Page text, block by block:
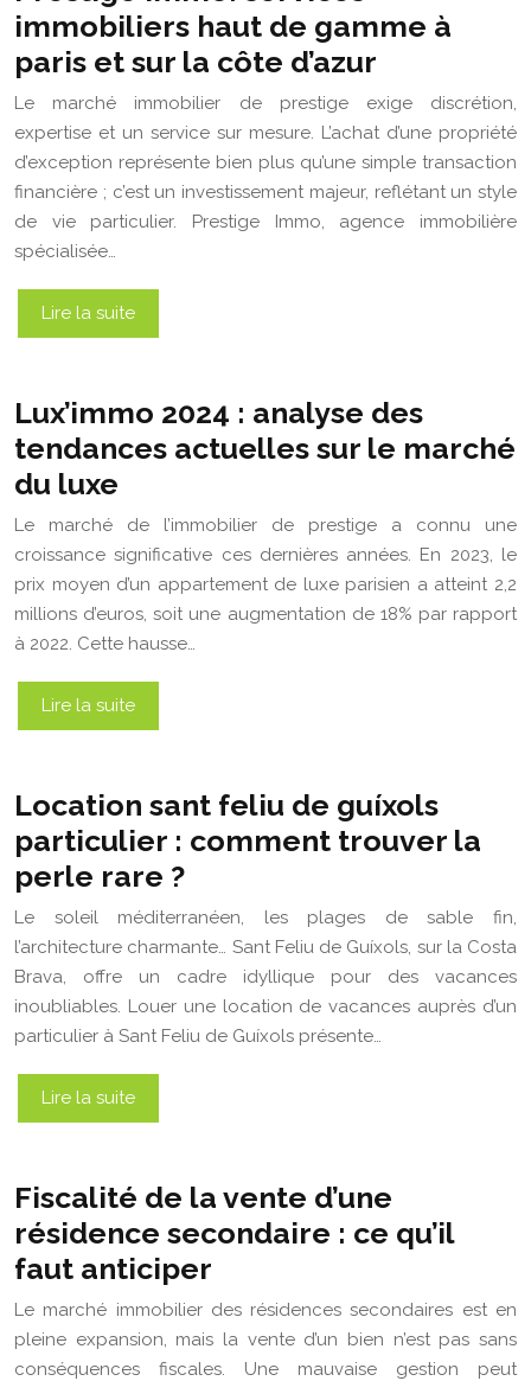
immobiliers haut de gamme à
paris et sur la côte d’azur
Le marché immobilier de prestige exige discrétion,
expertise et un service sur mesure. L’achat d’une propriété
d’exception représente bien plus qu’une simple transaction
financière ; c’est un investissement majeur, reflétant un style
de vie particulier. Prestige Immo, agence immobilière
spécialisée…
Lire la suite
Lux’immo 2024 : analyse des
tendances actuelles sur le marché
du luxe
Le marché de l’immobilier de prestige a connu une
croissance significative ces dernières années. En 2023, le
prix moyen d’un appartement de luxe parisien a atteint 2,2
millions d’euros, soit une augmentation de 18% par rapport
à 2022. Cette hausse…
Lire la suite
Location sant feliu de guíxols
particulier : comment trouver la
perle rare ?
Le soleil méditerranéen, les plages de sable fin,
l’architecture charmante… Sant Feliu de Guíxols, sur la Costa
Brava, offre un cadre idyllique pour des vacances
inoubliables. Louer une location de vacances auprès d’un
particulier à Sant Feliu de Guíxols présente…
Lire la suite
Fiscalité de la vente d’une
résidence secondaire : ce qu’il
faut anticiper
Le marché immobilier des résidences secondaires est en
pleine expansion, mais la vente d’un bien n’est pas sans
conséquences fiscales. Une mauvaise gestion peut